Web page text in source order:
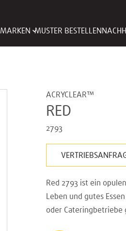
MARKEN MUSTER BESTELLEN
ACRYCLEAR™
RED
2793
Red 2793 ist ein
Leben und gutes
oder Cateringbetriebe